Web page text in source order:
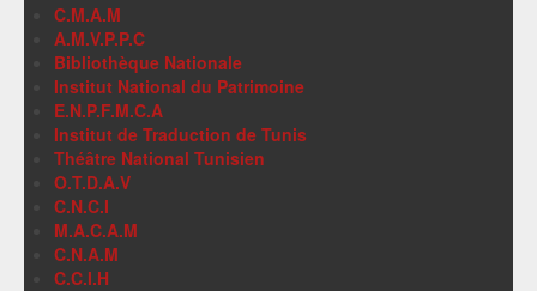
C.M.A.M
A.M.V.P.P.C
Bibliothèque Nationale
Institut National du Patrimoine
E.N.P.F.M.C.A
Institut de Traduction de Tunis
Théâtre National Tunisien
O.T.D.A.V
C.N.C.I
M.A.C.A.M
C.N.A.M
C.C.I.H